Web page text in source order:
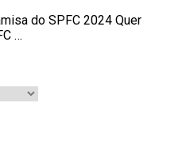
do SPFC 2024 Quer
…